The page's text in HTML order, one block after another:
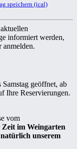
speichern (ical)
informiert werden,
geöffnet, ab
Ihre Reservierungen.
vom
Zeit im Weingarten
unserem